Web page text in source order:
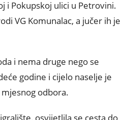
i Pokupskoj ulici u Petrovini.
VG Komunalac, a jučer ih je
i nema druge nego se
godine i cijelo naselje je
odbora.